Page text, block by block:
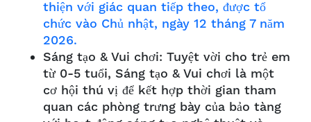
thiện với giác quan tiếp theo, được tổ
chức vào Chủ nhật, ngày 12 tháng 7 năm
2026.
Sáng tạo & Vui chơi: Tuyệt vời cho trẻ em
từ 0-5 tuổi, Sáng tạo & Vui chơi là một
cơ hội thú vị để kết hợp thời gian tham
quan các phòng trưng bày của bảo tàng